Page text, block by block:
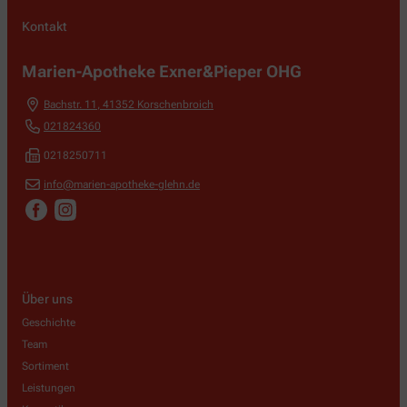
Kontakt
Marien-Apotheke Exner&Pieper OHG
Bachstr. 11 41352 Korschenbroich
021824360
0218250711
info@marien-apotheke-glehn.de
Über uns
Geschichte
Team
Sortiment
Leistungen